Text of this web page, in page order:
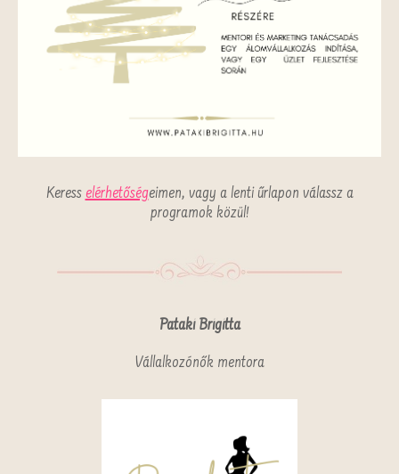
Keresselérhetőségeimen, vagy a lenti űrlapon válassz a
programok közül!
Pataki Brigitta
Vállalkozónők mentora